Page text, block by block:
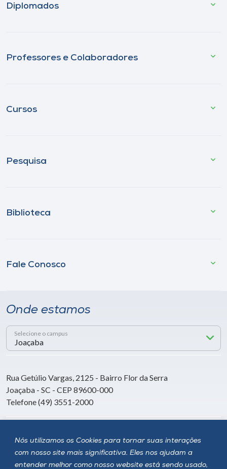
Nós utilizamos os Cookies para tornar suas interações
com nosso site mais significativa. Eles nos ajudam a
entender melhor como nosso website está sendo usado,
Diplomados
Professores e Colaboradores
Cursos
Pesquisa
Biblioteca
Fale Conosco
Onde estamos
Selecione o campus
Rua Getúlio Vargas, 2125 - Bairro Flor da Serra
Joaçaba - SC - CEP 89600-000
Telefone (49) 3551-2000
Siga a Unoesc